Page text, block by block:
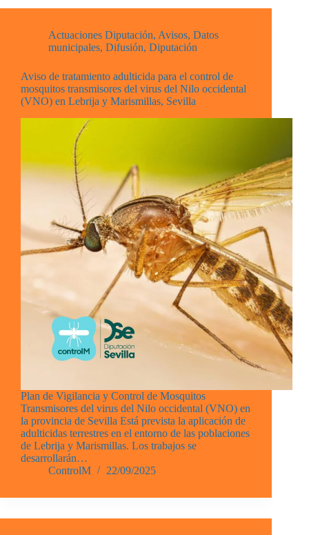
Actuaciones Diputación, Avisos, Datos
municipales, Difusión, Diputación
Aviso de tratamiento adulticida para el control de
mosquitos transmisores del virus del Nilo occidental
(VNO) en Lebrija y Marismillas, Sevilla
Plan de Vigilancia y Control de Mosquitos
Transmisores del virus del Nilo occidental (VNO) en
la provincia de Sevilla Está prevista la aplicación de
adulticidas terrestres en el entorno de las poblaciones
de Lebrija y Marismillas. Los trabajos se
desarrollarán…
ControlM
22/09/2025